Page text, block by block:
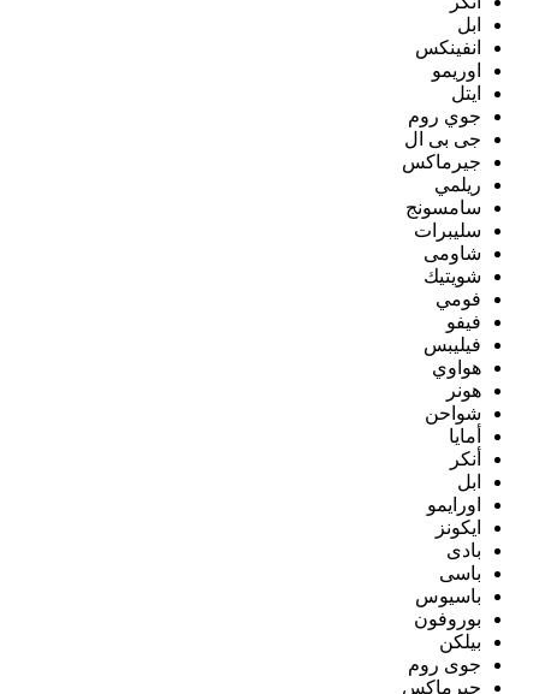
ابل
انفينكس
اوريمو
ايتل
جوي روم
جى بى ال
جيرماكس
ريلمي
سامسونج
سليبرات
شاومى
شويتيك
فومي
فيفو
فيليبس
هواوي
هونر
شواحن
أمايا
أنكر
ابل
اورايمو
ايكونز
بادى
باسى
باسيوس
بوروفون
بيلكن
جوى روم
جيرماكس